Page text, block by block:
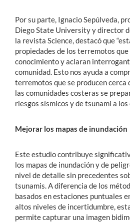
Por su parte, Ignacio Sepúlveda,
Diego State University y director
la revista Science, destacó que
propiedades de los terremotos
conocimiento y aclaran
comunidad. Esto nos ayuda a
terremotos que se producen cerca
las comunidades costeras se
riesgos sísmicos y de tsunami a los
Mejorar los mapas de inundación
Este estudio contribuye
los mapas de inundación y de
nivel de detalle sin precedentes
tsunamis. A diferencia de los
basados en estaciones puntuales
altos niveles de incertidumbre,
permite capturar una imagen